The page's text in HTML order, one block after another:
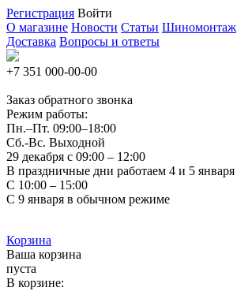
Регистрация Войти
О магазине Новости Статьи Шиномонтаж
Доставка Вопросы и ответы
+7 351 000-00-00
Заказ обратного звонка
Режим работы:
Пн.–Пт. 09:00–18:00
Сб.-Вс. Выходной
29 декабря с 09:00 – 12:00
В праздничные дни работаем 4 и 5 января
С 10:00 – 15:00
С 9 января в обычном режиме
Корзина
Ваша корзина
пуста
В корзине: